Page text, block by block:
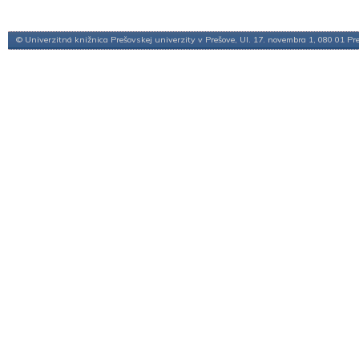
© Univerzitná knižnica Prešovskej univerzity v Prešove, Ul. 17. novembra 1, 080 01